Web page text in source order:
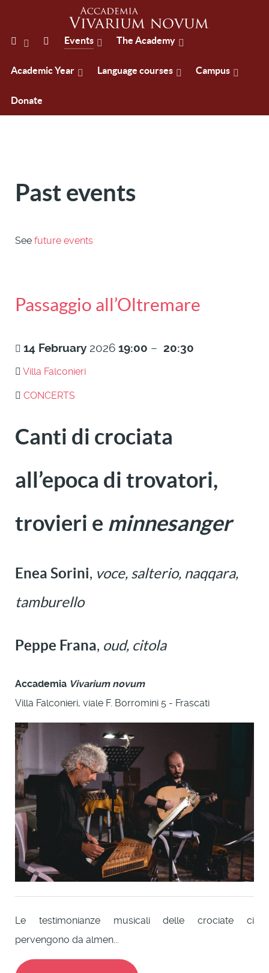
Events The Academy
Academic Year Language courses Campus
Donate
Past events
See future events
Passaggio all’Oltremare
14 February 2026 19:00 – 20:30
Villa Falconieri
CONCERTS
Canti di crociata
all’epoca di trovatori,
trovieri e minnesanger
Enea Sorini, voce, salterio, naqqara,
tamburello
Peppe Frana, oud, citola
Accademia Vivarium novum
Villa Falconieri, viale F. Borromini 5 - Frascati
Le testimonianze musicali delle crociate ci
pervengono da almen...